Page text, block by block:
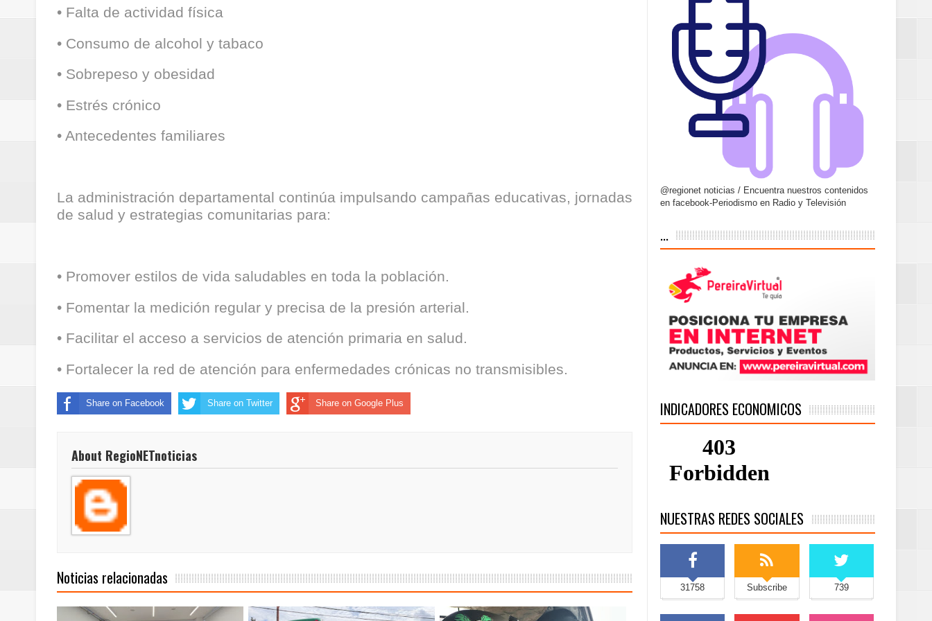
• Falta de actividad física
• Consumo de alcohol y tabaco
• Sobrepeso y obesidad
• Estrés crónico
• Antecedentes familiares
La administración departamental continúa impulsando campañas educativas, jornadas
de salud y estrategias comunitarias para:
• Promover estilos de vida saludables en toda la población.
• Fomentar la medición regular y precisa de la presión arterial.
• Facilitar el acceso a servicios de atención primaria en salud.
• Fortalecer la red de atención para enfermedades crónicas no transmisibles.
Share on Facebook Share on Twitter Share on Google Plus
About RegioNETnoticias
Noticias relacionadas
@regionet noticias / Encuentra nuestros contenidos
en facebook-Periodismo en Radio y Televisión
...
INDICADORES ECONOMICOS
NUESTRAS REDES SOCIALES
31758 Subscribe 739